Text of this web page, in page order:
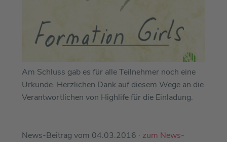
Am Schluss gab es für alle Teilnehmer noch eine
Urkunde. Herzlichen Dank auf diesem Wege an die
Verantwortlichen von Highlife für die Einladung.
News-Beitrag vom 04.03.2016 · zum News-